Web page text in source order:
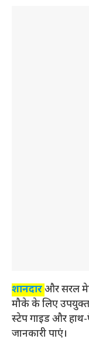
शानदारऔर सरल
मौके के लिए उपयुक्त
स्टेप गाइड और हाथ-
जानकारी पाएं।